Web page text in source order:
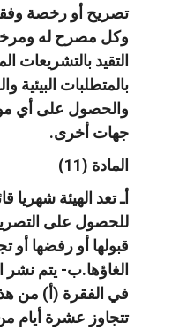
تصريح أو رخصة وفقاً
وكل مصرح له
التقيد بالتشريعات
بالمتطلبات البيئية
والحصول على أي
جهات أخرى.
المادة (11)
أـ تعد الهيئة شهريا
للحصول على
قبولها أو رفضها أو
الغاؤها.ب- يتم نشر
في الفقرة (أ) من
تتجاوز عشرة أيام